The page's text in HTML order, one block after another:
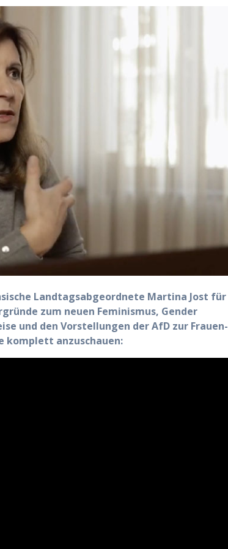
Landtagsabgeordnete Martina Jost für
zum neuen Feminismus, Gender
und den Vorstellungen der AfD zur Frauen-
komplett anzuschauen: